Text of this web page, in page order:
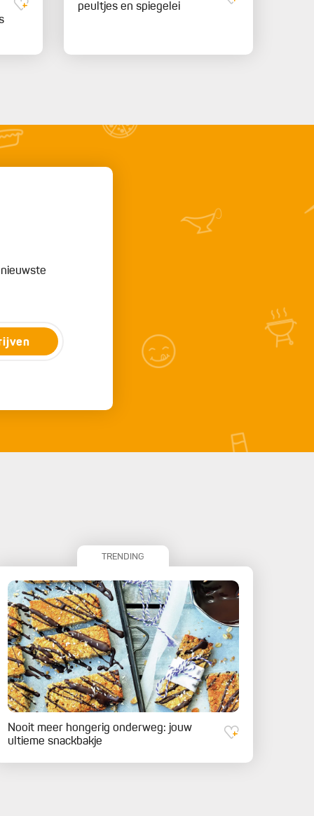
peultjes en spiegelei
TRENDING
Nooit meer hongerig onderweg: jouw
ultieme snackbakje